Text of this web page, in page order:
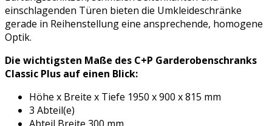
einschlagenden Türen bieten die Umkleideschränke
gerade in Reihenstellung eine ansprechende, homogene
Optik.
Die wichtigsten Maße des C+P Garderobenschranks
Classic Plus auf einen Blick:
Höhe x Breite x Tiefe 1950 x 900 x 815 mm
3 Abteil(e)